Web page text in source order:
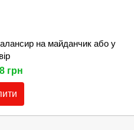
на майданчик або у
грн